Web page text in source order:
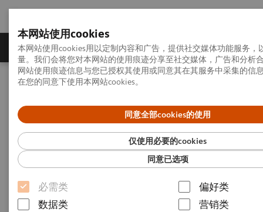
本网站使用cookies
本网站使用cookies用以定制内容和广告，提供社交媒体功能服务，
量。我们会将您对本网站的使用痕迹分享至社交媒体，广告和分析
网站使用痕迹信息与您已授权其使用或同意其在其服务中采集的信
在您的同意下使用本网站cookies。
同意全部cookies的使用
仅使用必要的cookies
同意已选项
必需类
偏好类
数据类
营销类
产品一览 疾病与临床解决方案 相关信息
首页 影像诊断与治疗 分子影像
Biograph Vision Quadra
PET/CT